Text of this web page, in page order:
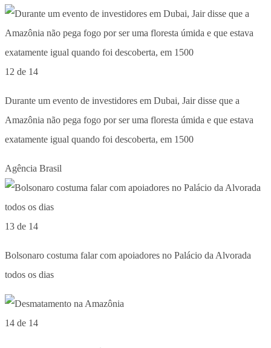
12 de 14
Durante um evento de investidores em Dubai, Jair disse que a
Amazônia não pega fogo por ser uma floresta úmida e que estava
exatamente igual quando foi descoberta, em 1500
Agência Brasil
13 de 14
Bolsonaro costuma falar com apoiadores no Palácio da Alvorada
todos os dias
14 de 14